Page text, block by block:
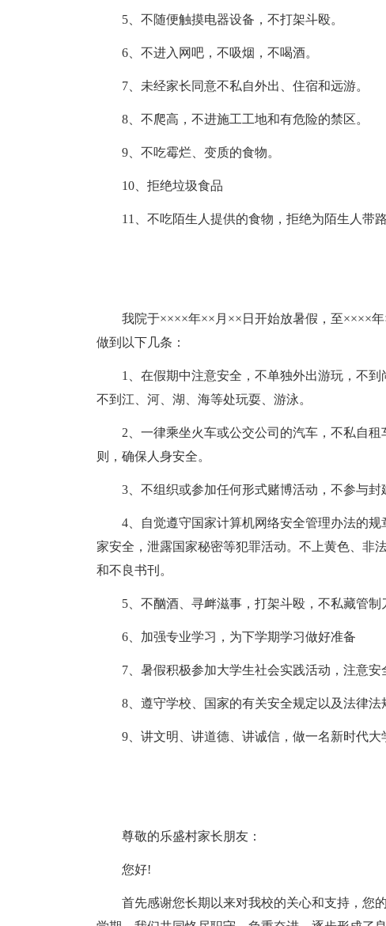
5、不随便触摸电器设备，不打架斗殴。
6、不进入网吧，不吸烟，不喝酒。
7、未经家长同意不私自外出、住宿和远游。
8、不爬高，不进施工工地和有危险的禁区。
9、不吃霉烂、变质的食物。
10、拒绝垃圾食品
11、不吃陌生人提供的食物，拒绝为陌生人带
我院于××××年××月××日开始放暑假，至××××
做到以下几条：
1、在假期中注意安全，不单独外出游玩，不
不到江、河、湖、海等处玩耍、游泳。
2、一律乘坐火车或公交公司的汽车，不私自
则，确保人身安全。
3、不组织或参加任何形式赌博活动，不参与封
4、自觉遵守国家计算机网络安全管理办法的
家安全，泄露国家秘密等犯罪活动。不上黄色、非
和不良书刊。
5、不酗酒、寻衅滋事，打架斗殴，不私藏管制
6、加强专业学习，为下学期学习做好准备
7、暑假积极参加大学生社会实践活动，注意安
8、遵守学校、国家的有关安全规定以及法律法
9、讲文明、讲道德、讲诚信，做一名新时代大
尊敬的乐盛村家长朋友：
您好!
首先感谢您长期以来对我校的关心和支持，您